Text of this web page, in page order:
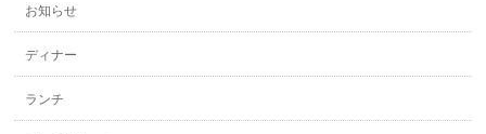
お知らせ
ディナー
ランチ